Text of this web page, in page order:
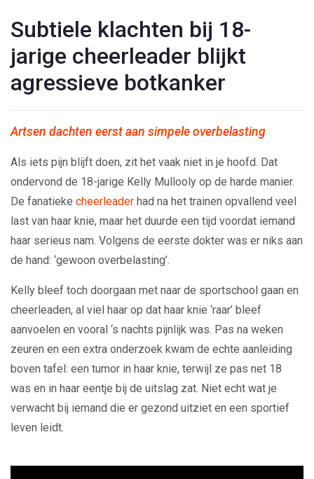
Subtiele klachten bij 18-
jarige cheerleader blijkt
agressieve botkanker
Artsen dachten eerst aan simpele overbelasting
Als iets pijn blijft doen, zit het vaak niet in je hoofd. Dat
ondervond de 18-jarige Kelly Mullooly op de harde manier.
De fanatieke cheerleader had na het trainen opvallend veel
last van haar knie, maar het duurde een tijd voordat iemand
haar serieus nam. Volgens de eerste dokter was er niks aan
de hand: ‘gewoon overbelasting’.
Kelly bleef toch doorgaan met naar de sportschool gaan en
cheerleaden, al viel haar op dat haar knie ‘raar’ bleef
aanvoelen en vooral ‘s nachts pijnlijk was. Pas na weken
zeuren en een extra onderzoek kwam de echte aanleiding
boven tafel: een tumor in haar knie, terwijl ze pas net 18
was en in haar eentje bij de uitslag zat. Niet echt wat je
verwacht bij iemand die er gezond uitziet en een sportief
leven leidt.